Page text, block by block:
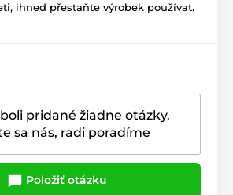
ihned přestaňte výrobek používat.
pridané žiadne otázky.
sa nás, radi poradíme
Položiť otázku